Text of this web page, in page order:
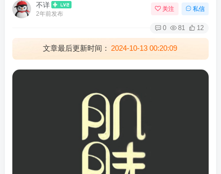
不详
2年前发布
关注 私信
0 81 12
文章最后更新时间： 2024-10-13 00:20:09